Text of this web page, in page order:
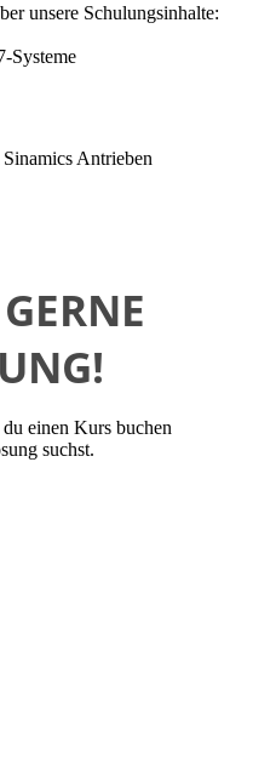
unsere Schulungsinhalte:
Systeme
Antrieben
einen Kurs buchen
suchst.